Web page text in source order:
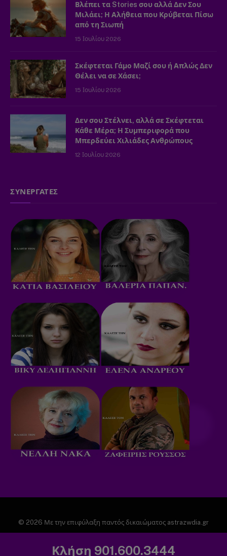
Βλέπει τα Stories σου αλλά Δεν Σου
Μιλάει; Η Αλήθεια που Κρύβεται Πίσω
από τη Σιωπή
15 Ιουλίου 2026
Σκέφτεται Γάμο Μαζί σου ή Απλώς Δεν
Θέλει να σε Χάσει;
15 Ιουλίου 2026
Δεν σου Στέλνει, αλλά σε Σκέφτεται
Κάθε Μέρα; Η Συμπεριφορά που
Μπερδεύει Χιλιάδες Ανθρώπους
12 Ιουλίου 2026
ΣΥΝΕΡΓΑΤΕΣ
© 2026 Με την επιφύλαξη παντός δικαιώματος astrazwdia.gr
Κλήση 901.600.3444